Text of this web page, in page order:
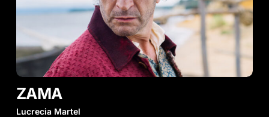
ZAMA
Lucrecia Martel